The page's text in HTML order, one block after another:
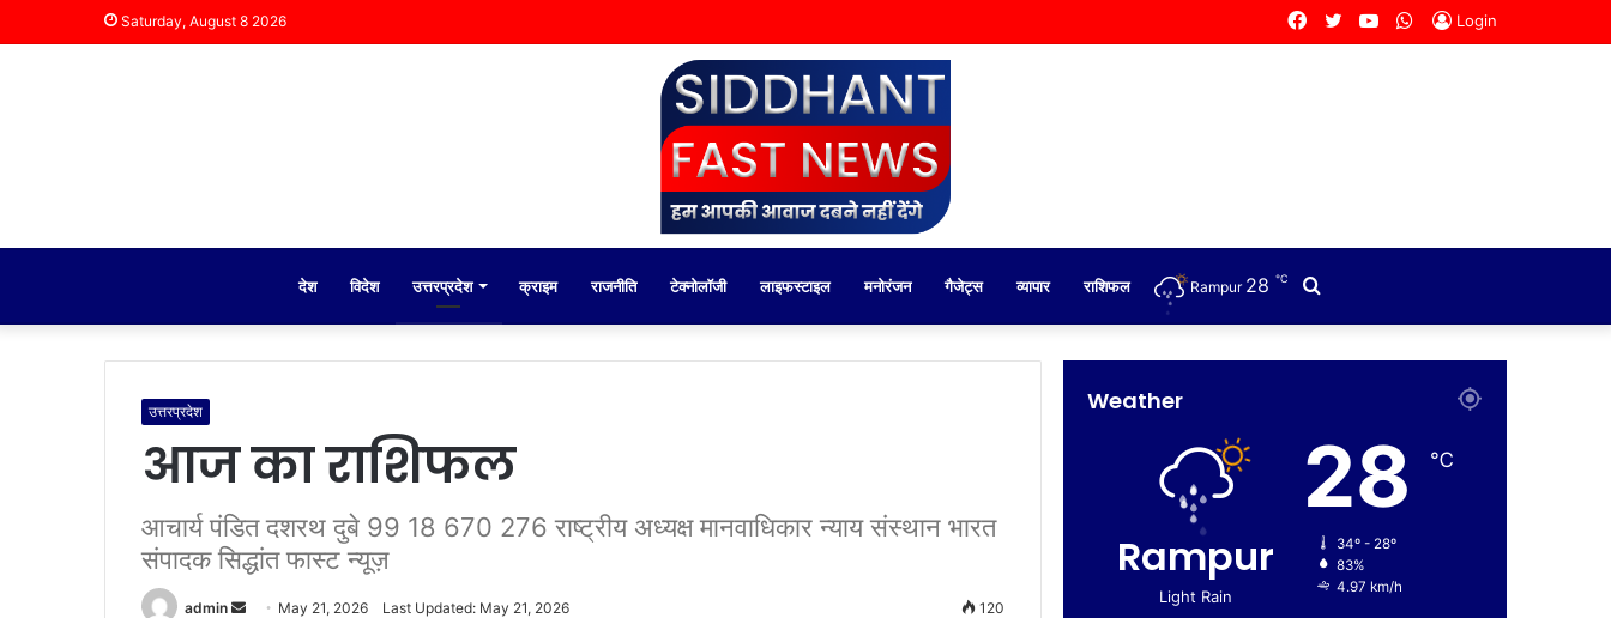
Saturday, August 8 2026 Login
WhatsApp
YouTube
Twitter
Facebook
देश विदेश उत्तरप्रदेश क्राइम राजनीति टेक्नोलॉजी लाइफस्टाइल मनोरंजन गैजेट्स व्यापार राशिफल
for
Rampur 28 ℃
उत्तरप्रदेश
आज का राशिफल
आचार्य पंडित दशरथ दुबे 99 18 670 276 राष्ट्रीय अध्यक्ष मानवाधिकार न्याय संस्थान भारत
संपादक सिद्धांत फास्ट न्यूज़
admin May 21, 2026 Last Updated: May 21, 2026 120
Weather
Rampur
Light Rain
28 ℃
34º - 28º
83%
4.97 km/h